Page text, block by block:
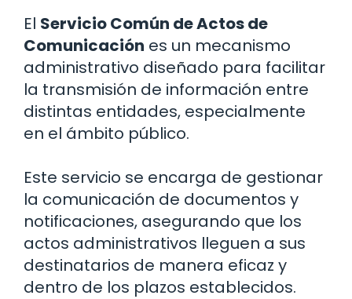
El Servicio Común de Actos de
Comunicación es un mecanismo
administrativo diseñado para facilitar
la transmisión de información entre
distintas entidades, especialmente
en el ámbito público.
Este servicio se encarga de gestionar
la comunicación de documentos y
notificaciones, asegurando que los
actos administrativos lleguen a sus
destinatarios de manera eficaz y
dentro de los plazos establecidos.